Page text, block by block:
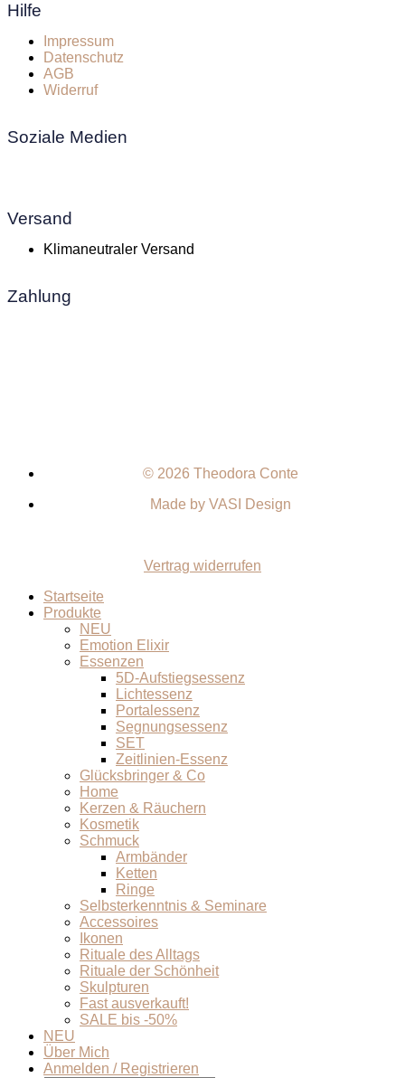
Hilfe
Impressum
Datenschutz
AGB
Widerruf
Soziale Medien
Versand
Klimaneutraler Versand
Zahlung
© 2026 Theodora Conte
Made by VASI Design
Vertrag widerrufen
Startseite
Produkte
NEU
Emotion Elixir
Essenzen
5D-Aufstiegsessenz
Lichtessenz
Portalessenz
Segnungsessenz
SET
Zeitlinien-Essenz
Glücksbringer & Co
Home
Kerzen & Räuchern
Kosmetik
Schmuck
Armbänder
Ketten
Ringe
Selbsterkenntnis & Seminare
Accessoires
Ikonen
Rituale des Alltags
Rituale der Schönheit
Skulpturen
Fast ausverkauft!
SALE bis -50%
NEU
Über Mich
Anmelden / Registrieren